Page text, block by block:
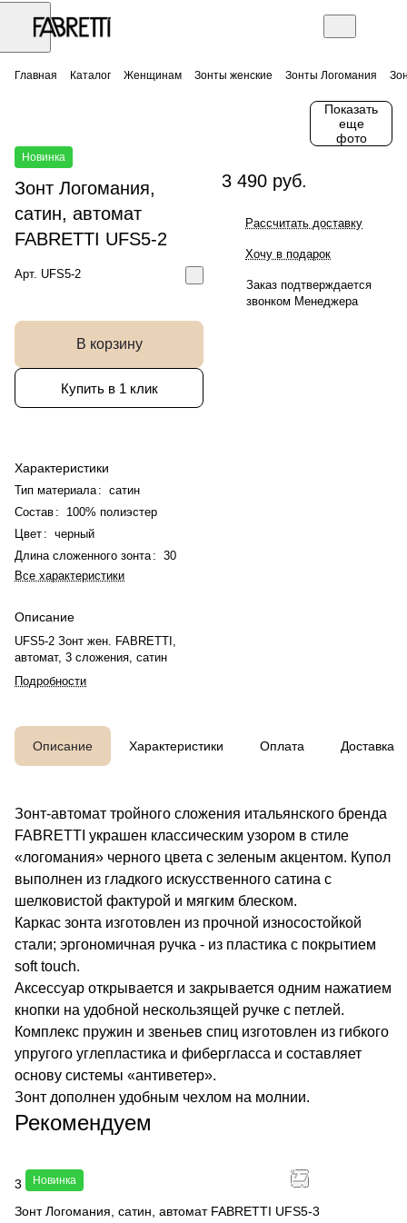
Главная Каталог Женщинам Зонты женские Зонты Логомания
Показать
еще
фото
Новинка
Зонт Логомания,
сатин, автомат
FABRETTI UFS5-2
Арт. UFS5-2
В корзину
Купить в 1 клик
Характеристики
Тип материала : сатин
Состав :
100% полиэстер
Цвет : черный
Длина сложенного зонта : 30
Все характеристики
Описание
UFS5-2 Зонт жен. FABRETTI,
автомат, 3 сложения, сатин
Подробности
3 490 руб.
Рассчитать доставку
Хочу в подарок
Заказ подтверждается
звонком Менеджера
Описание Характеристики Оплата Доставка
Зонт-автомат тройного сложения итальянского бренда
FABRETTI украшен классическим узором в стиле
«логомания» черного цвета с зеленым акцентом. Купол
выполнен из гладкого искусственного сатина с
шелковистой фактурой и мягким блеском.
Каркас зонта изготовлен из прочной износостойкой
стали; эргономичная ручка - из пластика с покрытием
soft touch.
Аксессуар открывается и закрывается одним нажатием
кнопки на удобной нескользящей ручке с петлей.
Комплекс пружин и звеньев спиц изготовлен из гибкого
упругого углепластика и фибергласса и составляет
основу системы «антиветер».
Зонт дополнен удобным чехлом на молнии.
Рекомендуем
Новинка
3 490 руб.
Зонт Логомания, сатин, автомат FABRETTI UFS5-3